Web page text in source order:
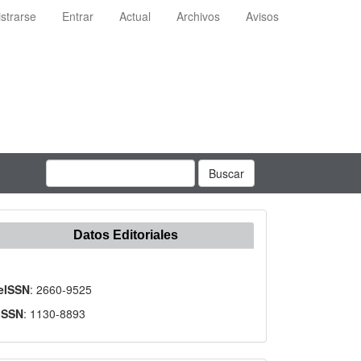
Entrar Actual Archivos Avisos
Buscar
Datos Editoriales
: 2660-9525
: 1130-8893